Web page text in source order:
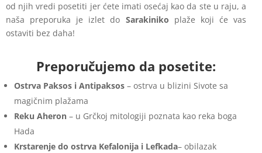
od njih vredi posetiti jer ćete imati osećaj kao da ste u raju, a
naša preporuka je izlet do Sarakiniko plaže koji će vas
ostaviti bez daha!
Preporučujemo da posetite:
Ostrva Paksos i Antipaksos – ostrva u blizini Sivote sa
magičnim plažama
Reku Aheron – u Grčkoj mitologiji poznata kao reka boga
Hada
Krstarenje do ostrva Kefalonija i Lefkada– obilazak